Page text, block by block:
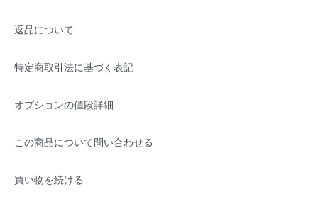
返品について
特定商取引法に基づく表記
オプションの値段詳細
この商品について問い合わせる
買い物を続ける